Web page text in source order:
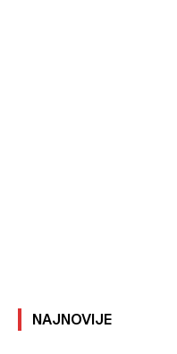
NAJNOVIJE